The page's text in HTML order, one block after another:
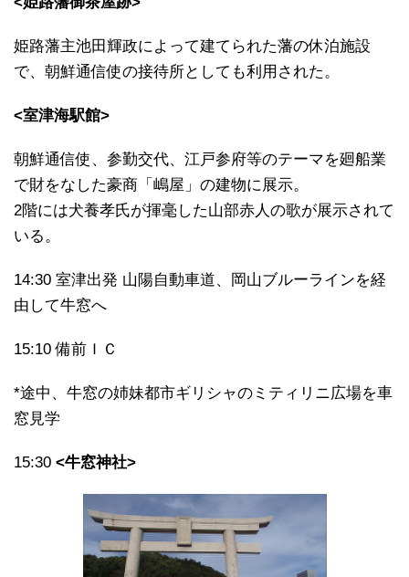
姫路藩主池田輝政によって建てられた藩の休泊施設
で、朝鮮通信使の接待所としても利用された。
<室津海駅館>
朝鮮通信使、参勤交代、江戸参府等のテーマを廻船業
で財をなした豪商「嶋屋」の建物に展示。
2階には犬養孝氏が揮毫した山部赤人の歌が展示されて
いる。
14:30 室津出発 山陽自動車道、岡山ブルーラインを経
由して牛窓へ
15:10 備前ＩＣ
*途中、牛窓の姉妹都市ギリシャのミティリニ広場を車
窓見学
15:30 <牛窓神社>